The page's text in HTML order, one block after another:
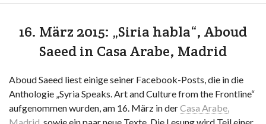
16. März 2015: „Siria habla“, Aboud
Saeed in Casa Arabe, Madrid
Aboud Saeed liest einige seiner Facebook-Posts, die in die
Anthologie „Syria Speaks. Art and Culture from the Frontline“
aufgenommen wurden, am 16. März in derCasa Arabe,